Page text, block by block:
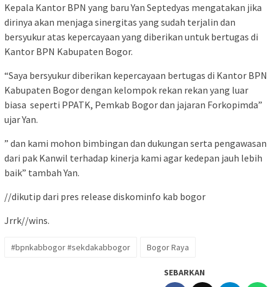
Kepala Kantor BPN yang baru Yan Septedyas mengatakan jika
dirinya akan menjaga sinergitas yang sudah terjalin dan
bersyukur atas kepercayaan yang diberikan untuk bertugas di
Kantor BPN Kabupaten Bogor.
“Saya bersyukur diberikan kepercayaan bertugas di Kantor BPN
Kabupaten Bogor dengan kelompok rekan rekan yang luar
biasa seperti PPATK, Pemkab Bogor dan jajaran Forkopimda”
ujar Yan.
” dan kami mohon bimbingan dan dukungan serta pengawasan
dari pak Kanwil terhadap kinerja kami agar kedepan jauh lebih
baik” tambah Yan.
//dikutip dari pres release diskominfo kab bogor
Jrrk//wins.
#bpnkabbogor #sekdakabbogor Bogor Raya
SEBARKAN